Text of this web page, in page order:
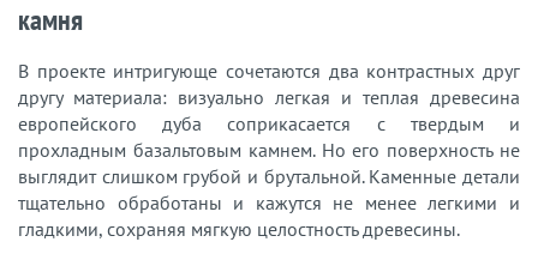
камня
В проекте интригующе сочетаются два контрастных друг
другу материала: визуально легкая и теплая древесина
европейского дуба соприкасается с твердым и
прохладным базальтовым камнем. Но его поверхность не
выглядит слишком грубой и брутальной. Каменные детали
тщательно обработаны и кажутся не менее легкими и
гладкими, сохраняя мягкую целостность древесины.